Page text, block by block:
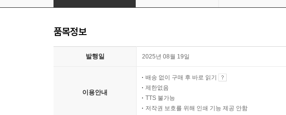
품목정보
발행일 2025년 08월 19일
이용안내
배송 없이 구매 후 바로 읽기
제한없음
TTS 불가능
저작권 보호를 위해 인쇄 기능 제공 안함